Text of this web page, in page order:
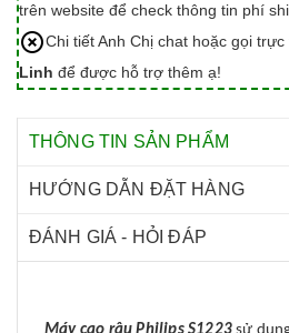
trên website để check thông tin phí
Chi tiết Anh Chị chat hoặc gọi
Linh để được hỗ trợ thêm ạ!
THÔNG TIN SẢN PHẨM
HƯỚNG DẪN ĐẶT HÀNG
ĐÁNH GIÁ - HỎI ĐÁP